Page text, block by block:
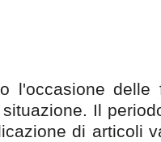
l'occasione delle
Il
di articoli